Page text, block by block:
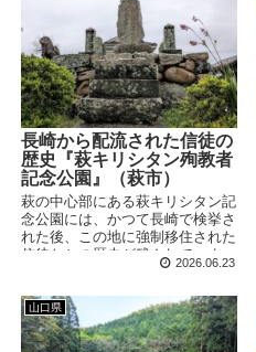
長崎から配流された信徒の
歴史『萩キリシタン殉教者
記念公園』（萩市）
萩の中心部にある萩キリシタン記
念公園には、かつて長崎で検挙さ
れた後、この地に強制移住された
信徒たちの歴史が残されていま
す。江戸時代初期の「五郎太石事
らキリシタン信仰が根付いていた
地であることを感じさせられるス
ポットです。
2026.06.23
山口県